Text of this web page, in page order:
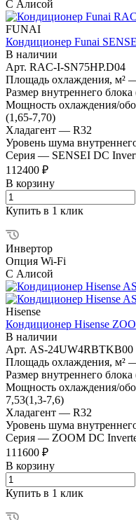
С Алисой
FUNAI
Кондиционер Funai
В наличии
Арт. RAC-I-SN75HP.D04
Площадь охлаждения, м²
Размер внутреннего
Мощность охлаждения/
(1,65-7,70)
Хладагент — R32
Уровень шума
Серия — SENSEI DC
112400 ₽
В корзину
Купить в 1 клик
Инвертор
Опция Wi-Fi
С Алисой
Hisense
Кондиционер Hisense
В наличии
Арт. AS-24UW4RBTKB00
Площадь охлаждения, м²
Размер внутреннего
Мощность охлаждения/
7,53(1,3-7,6)
Хладагент — R32
Уровень шума
Серия — ZOOM DC
111600 ₽
В корзину
Купить в 1 клик